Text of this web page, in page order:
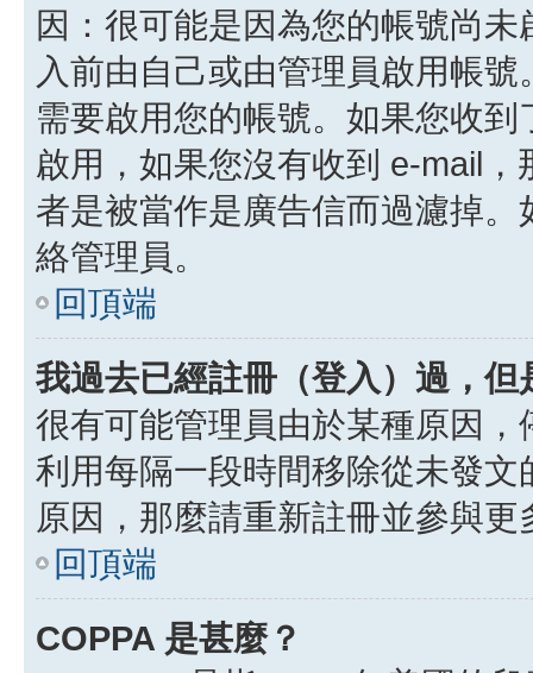
因：很可能是因為您的帳號尚
入前由自己或由管理員啟用帳
需要啟用您的帳號。如果您收
啟用，如果您沒有收到 e-mail
者是被當作是廣告信而過濾掉
絡管理員。
回頂端
我過去已經註冊（登入）過，
很有可能管理員由於某種原因
利用每隔一段時間移除從未發
原因，那麼請重新註冊並參與更
回頂端
COPPA 是甚麼？